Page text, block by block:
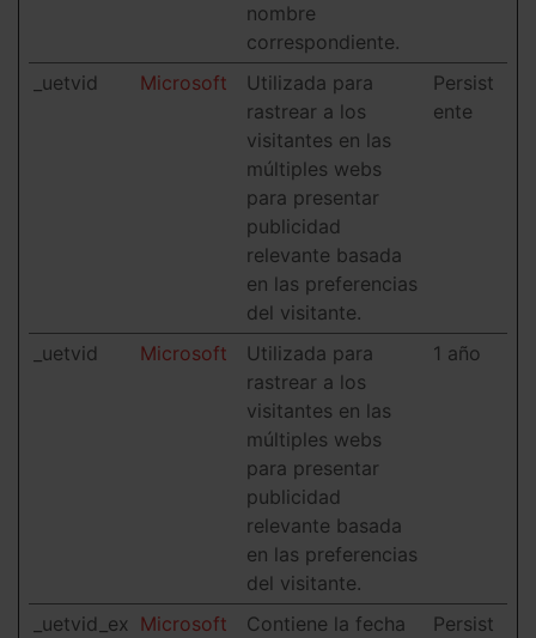
nombre
correspondiente.
_uetvid Microsoft
Utilizada para
rastrear a los
visitantes en las
múltiples webs
para presentar
publicidad
relevante basada
en las preferencias
del visitante.
Persist
ente
_uetvid Microsoft
Utilizada para
rastrear a los
visitantes en las
múltiples webs
para presentar
publicidad
relevante basada
en las preferencias
del visitante.
1 año
_uetvid_ex Microsoft
Contiene la fecha
Persist